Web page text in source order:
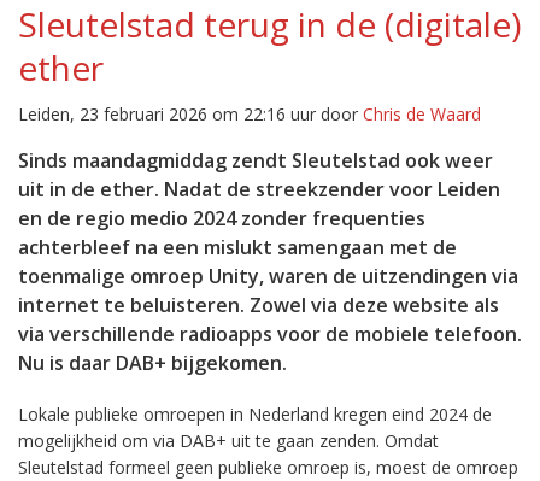
Sleutelstad terug in de (digitale)
ether
Leiden, 23 februari 2026 om 22:16 uur door Chris de Waard
Sinds maandagmiddag zendt Sleutelstad ook weer
uit in de ether. Nadat de streekzender voor Leiden
en de regio medio 2024 zonder frequenties
achterbleef na een mislukt samengaan met de
toenmalige omroep Unity, waren de uitzendingen via
internet te beluisteren. Zowel via deze website als
via verschillende radioapps voor de mobiele telefoon.
Nu is daar DAB+ bijgekomen.
Lokale publieke omroepen in Nederland kregen eind 2024 de
mogelijkheid om via DAB+ uit te gaan zenden. Omdat
Sleutelstad formeel geen publieke omroep is, moest de omroep